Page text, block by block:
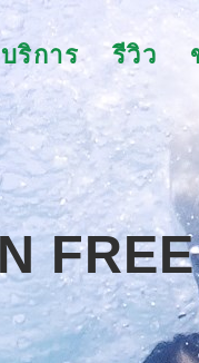
ริการ รีวิว